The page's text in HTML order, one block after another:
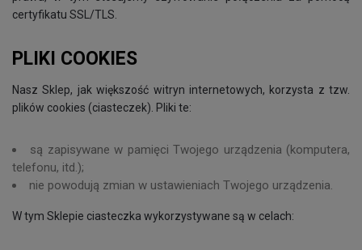
certyfikatu SSL/TLS.
PLIKI COOKIES
Nasz Sklep, jak większość witryn internetowych, korzysta z tzw.
plików cookies (ciasteczek). Pliki te:
są zapisywane w pamięci Twojego urządzenia (komputera,
telefonu, itd.);
nie powodują zmian w ustawieniach Twojego urządzenia.
W tym Sklepie ciasteczka wykorzystywane są w celach: